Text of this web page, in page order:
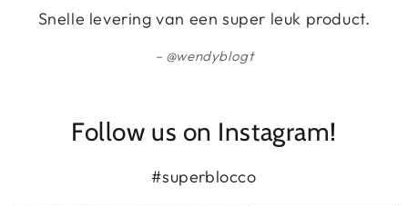
Snelle levering van een super leuk product.
@wendyblogt
Follow us on Instagram!
#superblocco